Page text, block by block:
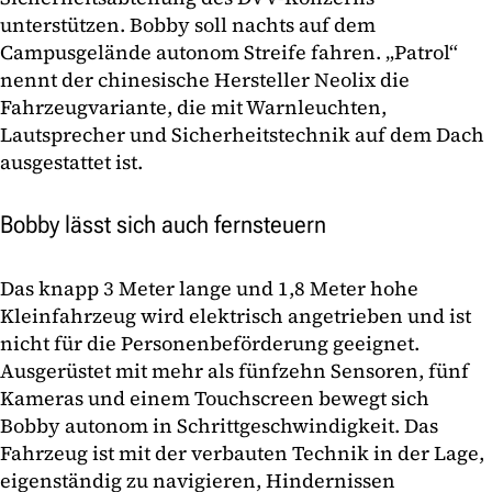
unterstützen. Bobby soll nachts auf dem
Campusgelände autonom Streife fahren. „Patrol“
nennt der chinesische Hersteller Neolix die
Fahrzeugvariante, die mit Warnleuchten,
Lautsprecher und Sicherheitstechnik auf dem Dach
ausgestattet ist.
Bobby lässt sich auch fernsteuern
Das knapp 3 Meter lange und 1,8 Meter hohe
Kleinfahrzeug wird elektrisch angetrieben und ist
nicht für die Personenbeförderung geeignet.
Ausgerüstet mit mehr als fünfzehn Sensoren, fünf
Kameras und einem Touchscreen bewegt sich
Bobby autonom in Schrittgeschwindigkeit. Das
Fahrzeug ist mit der verbauten Technik in der Lage,
eigenständig zu navigieren, Hindernissen